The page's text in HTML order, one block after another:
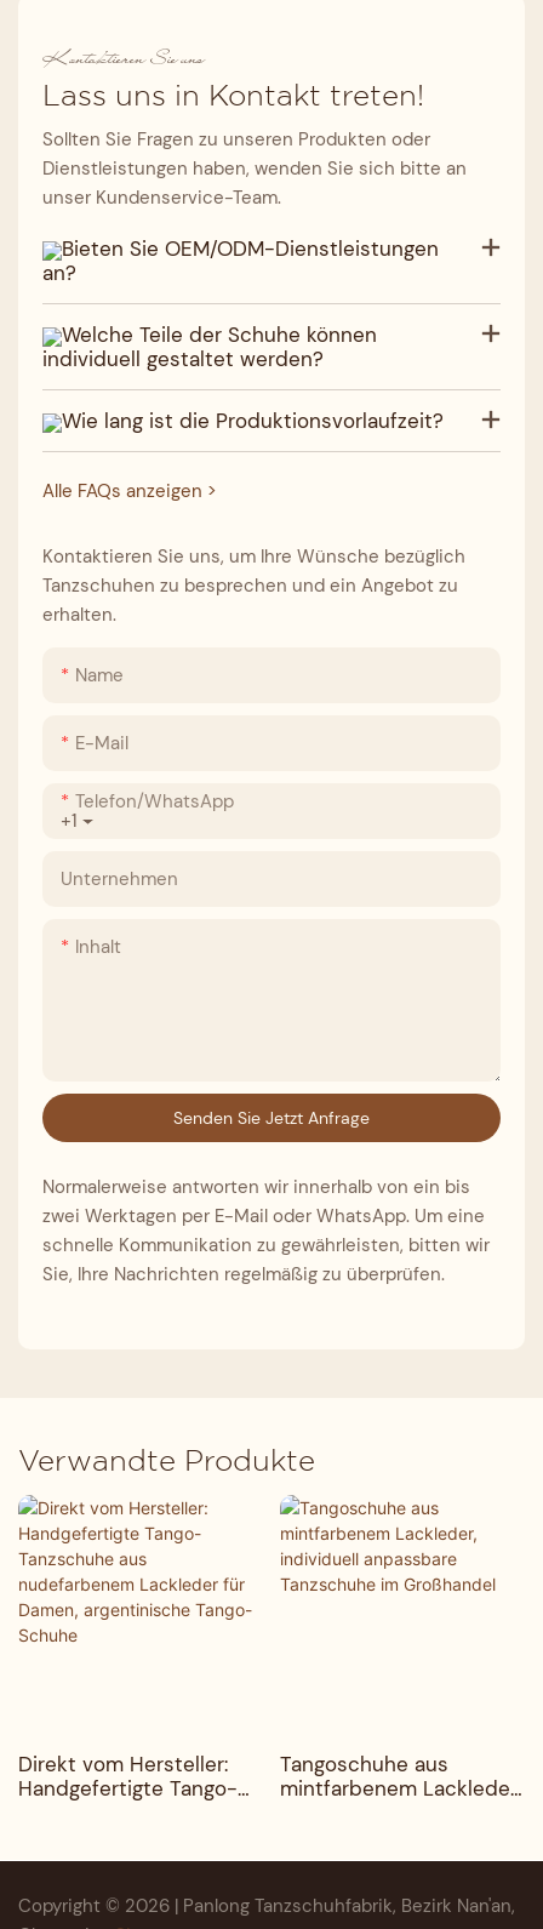
Kontaktieren Sie uns
Lass uns in Kontakt treten!
Sollten Sie Fragen zu unseren Produkten oder
Dienstleistungen haben, wenden Sie sich bitte an
unser Kundenservice-Team.
Bieten Sie OEM/ODM-Dienstleistungen
an?
Welche Teile der Schuhe können
individuell gestaltet werden?
Wie lang ist die Produktionsvorlaufzeit?
Alle FAQs anzeigen >
Kontaktieren Sie uns, um Ihre Wünsche bezüglich
Tanzschuhen zu besprechen und ein Angebot zu
erhalten.
Name
E-Mail
+1
Telefon/WhatsApp
Unternehmen
Inhalt
Senden Sie Jetzt Anfrage
Normalerweise antworten wir innerhalb von ein bis
zwei Werktagen per E-Mail oder WhatsApp. Um eine
schnelle Kommunikation zu gewährleisten, bitten wir
Sie, Ihre Nachrichten regelmäßig zu überprüfen.
Verwandte Produkte
Direkt vom Hersteller:
Handgefertigte Tango-
für Damen, argentinische
Tangoschuhe aus
mintfarbenem Lackleder,
Großhandel
Copyright © 2026 | Panlong Tanzschuhfabrik, Bezirk Nan'an,